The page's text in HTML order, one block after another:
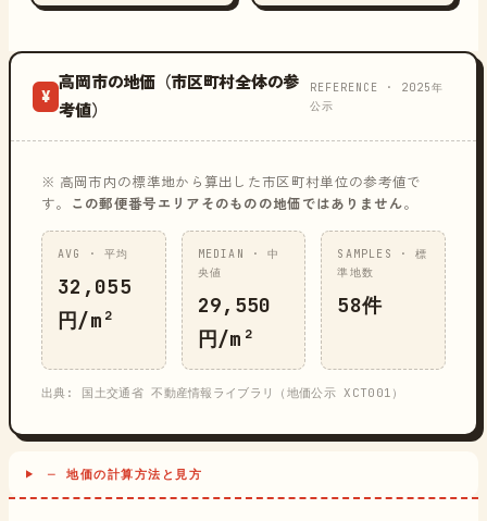
¥
高岡市の地価（市区町村全体の参
考値）
REFERENCE · 2025年
公示
※ 高岡市内の標準地から算出した市区町村単位の参考値で
す。
この郵便番号エリアそのものの地価ではありません。
AVG · 平均
32,055
円/m²
MEDIAN · 中
央値
29,550
円/m²
SAMPLES · 標
準地数
58件
出典: 国土交通省 不動産情報ライブラリ（地価公示 XCT001）
─ 地価の計算方法と見方